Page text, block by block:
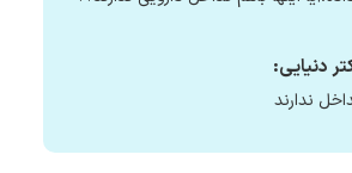
دنیایی:
ندارند